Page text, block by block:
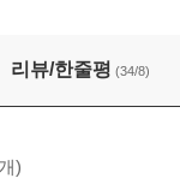
리뷰/한줄평 (34/8)
)